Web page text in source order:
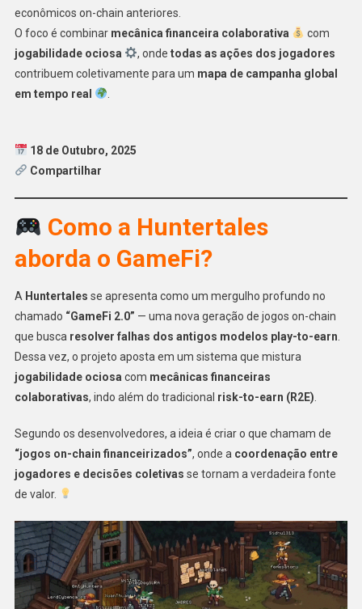
econômicos on-chain anteriores.
O foco é combinar mecânica financeira colaborativa
com
jogabilidade ociosa
, onde todas as ações dos jogadores
contribuem coletivamente para um mapa de campanha global
em tempo real
18 de Outubro, 2025
Compartilhar
Como a Huntertales
aborda o GameFi?
A Huntertales se apresenta como um mergulho profundo no
chamado “GameFi 2.0” — uma nova geração de jogos on-chain
que busca resolver falhas dos antigos modelos play-to-earn
Dessa vez, o projeto aposta em um sistema que mistura
jogabilidade ociosa com mecânicas financeiras
colaborativas, indo além do tradicional risk-to-earn (R2E)
Segundo os desenvolvedores, a ideia é criar o que chamam de
“jogos on-chain financeirizados”, onde a coordenação entre
jogadores e decisões coletivas se tornam a verdadeira fonte
de valor.